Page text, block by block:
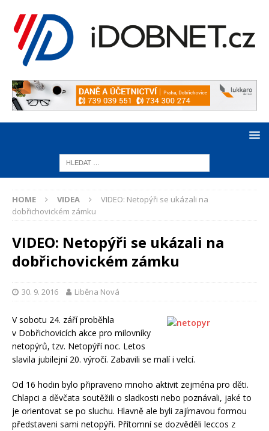
HOME VIDEA
VIDEO: Netopýři se ukázali na
dobřichovickém zámku
VIDEO: Netopýři se ukázali na
dobřichovickém zámku
30. 9. 2016 Liběna Nová
V sobotu 24. září proběhla
v Dobřichovicích akce pro milovníky
netopýrů, tzv. Netopýří noc. Letos
slavila jubilejní 20. výročí. Zabavili se malí i velcí.
Od 16 hodin bylo připraveno mnoho aktivit zejména pro děti.
Chlapci a děvčata soutěžili o sladkosti nebo poznávali, jaké to
je orientovat se po sluchu. Hlavně ale byli zajímavou formou
představeni sami netopýři. Přítomní se dozvěděli leccos z